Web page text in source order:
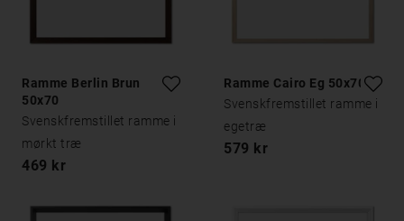
Ramme Berlin Brun
50x70
Svenskfremstillet ramme i
mørkt træ
469 kr
Ramme Cairo Eg 50x70
Svenskfremstillet ramme i
egetræ
579 kr